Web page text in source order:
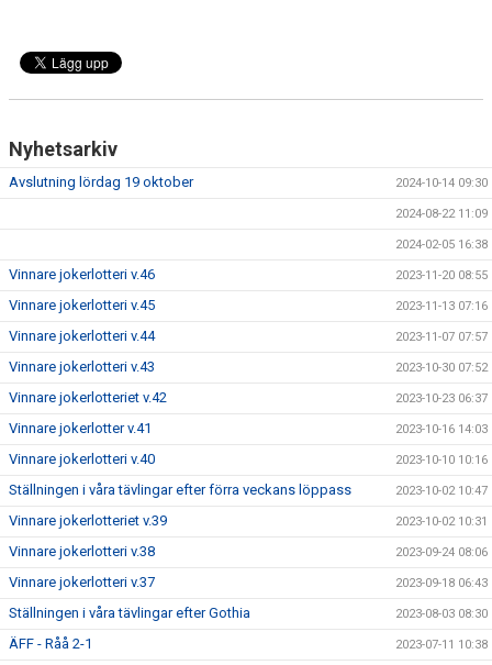
Nyhetsarkiv
Avslutning lördag 19 oktober 2024-10-14 09:30
2024-08-22 11:09
2024-02-05 16:38
Vinnare jokerlotteri v.46 2023-11-20 08:55
Vinnare jokerlotteri v.45 2023-11-13 07:16
Vinnare jokerlotteri v.44 2023-11-07 07:57
Vinnare jokerlotteri v.43 2023-10-30 07:52
Vinnare jokerlotteriet v.42 2023-10-23 06:37
Vinnare jokerlotter v.41 2023-10-16 14:03
Vinnare jokerlotteri v.40 2023-10-10 10:16
Ställningen i våra tävlingar efter förra veckans löppass 2023-10-02 10:47
Vinnare jokerlotteriet v.39 2023-10-02 10:31
Vinnare jokerlotteri v.38 2023-09-24 08:06
Vinnare jokerlotteri v.37 2023-09-18 06:43
Ställningen i våra tävlingar efter Gothia 2023-08-03 08:30
ÄFF - Råå 2-1 2023-07-11 10:38